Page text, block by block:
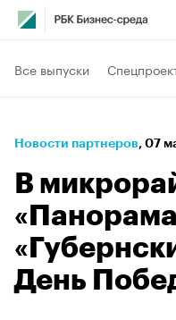
Все выпуски
Новости партнеров⁠, 07
В
День